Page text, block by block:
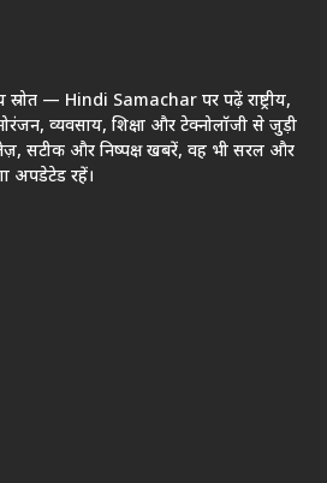
स्रोत — Hindi Samachar पर पढ़ें राष्ट्रीय,
व्यवसाय, शिक्षा और टेक्नोलॉजी से जुड़ी
सटीक और निष्पक्ष खबरें, वह भी सरल और
अपडेटेड रहें।